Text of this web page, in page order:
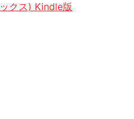
クス) Kindle版